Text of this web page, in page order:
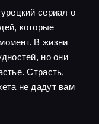
сериал о
которые
В жизни
но они
Страсть,
не дадут вам